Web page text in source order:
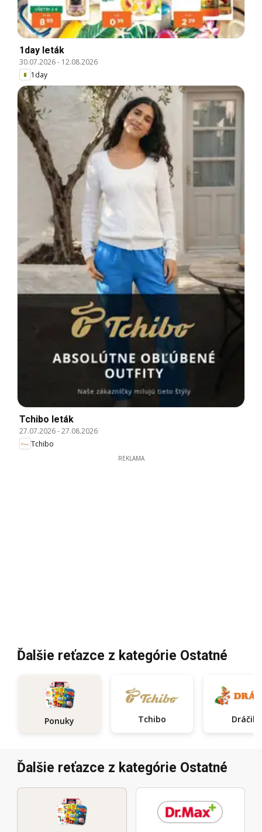
1day leták
30.07.2026- 12.08.2026
1day
Tchibo leták
27.07.2026-27.08.2026
Tchibo
REKLAMA
Ďalšie reťazce z kategórie Ostatné
Ponuky Tchibo Dráčik
Ďalšie reťazce z kategórie Ostatné